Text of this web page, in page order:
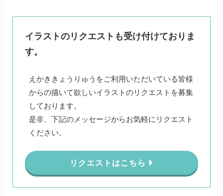
イラストのリクエストも受け付けておりま
す。
えかききょうりゅうをご利用いただいている皆様
からの描いて欲しいイラストのリクエストを募集
しております。
是非、下記のメッセージからお気軽にリクエスト
ください。
リクエストはこちら